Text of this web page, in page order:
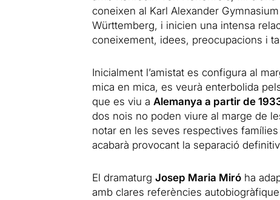
coneixen al Karl Alexander
Württemberg, i inicien una intensa
coneixement, idees, preocupacions i
Inicialment l’amistat es configura al
mica en mica, es veurà enterbolida
que es viu a Alemanya a partir de
dos nois no poden viure al marge de
notar en les seves respectives
acabarà provocant la separació
El dramaturg Josep Maria Miróha
amb clares referències